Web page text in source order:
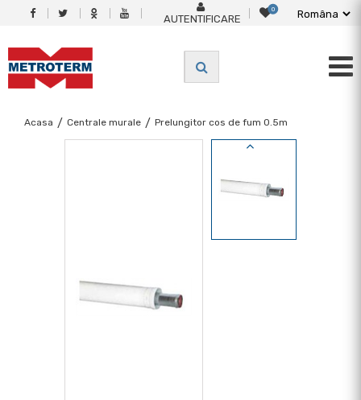
AUTENTIFICARE
0
Acasa / Centrale murale / Prelungitor cos de fum 0.5m